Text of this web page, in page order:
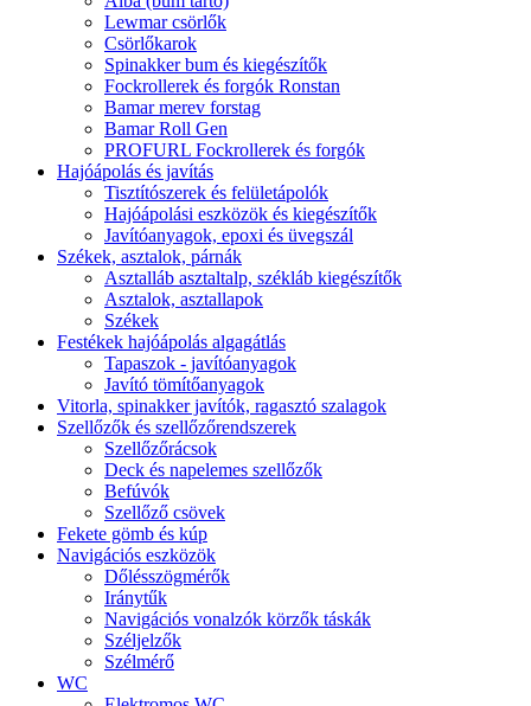
Lewmar csörlők
Csörlőkarok
Spinakker bum és kiegészítők
Fockrollerek és forgók Ronstan
Bamar merev forstag
Bamar Roll Gen
PROFURL Fockrollerek és forgók
Hajóápolás és javítás
Tisztítószerek és felületápolók
Hajóápolási eszközök és kiegészítők
Javítóanyagok, epoxi és üvegszál
Székek, asztalok, párnák
Asztalláb asztaltalp, székláb kiegészítők
Asztalok, asztallapok
Székek
Festékek hajóápolás algagátlás
Tapaszok - javítóanyagok
Javító tömítőanyagok
Vitorla, spinakker javítók, ragasztó szalagok
Szellőzők és szellőzőrendszerek
Szellőzőrácsok
Deck és napelemes szellőzők
Befúvók
Szellőző csövek
Fekete gömb és kúp
Navigációs eszközök
Dőlésszögmérők
Iránytűk
Navigációs vonalzók körzők táskák
Széljelzők
Szélmérő
WC